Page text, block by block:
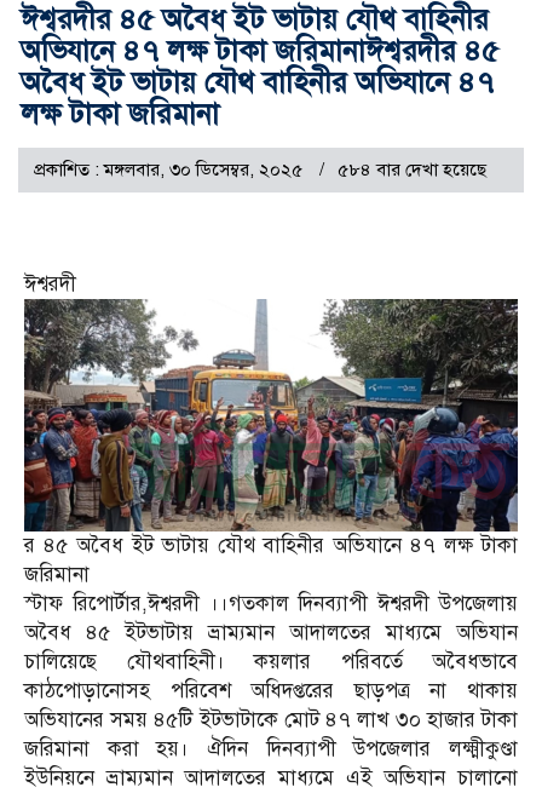
ঈশ্বরদীর ৪৫ অবৈধ ইট ভাটায় যৌথ বাহিনীর
অভিযানে ৪৭ লক্ষ টাকা জরিমানাঈশ্বরদীর ৪৫
অবৈধ ইট ভাটায় যৌথ বাহিনীর অভিযানে ৪৭
লক্ষ টাকা জরিমানা
প্রকাশিত : মঙ্গলবার, ৩০ ডিসেম্বর, ২০২৫ ৫৮৪ বার দেখা হয়েছে
ঈশ্বরদী
র ৪৫ অবৈধ ইট ভাটায় যৌথ বাহিনীর অভিযানে ৪৭ লক্ষ টাকা
জরিমানা
স্টাফ রিপোর্টার,ঈশ্বরদী ।।গতকাল দিনব্যাপী ঈশ্বরদী উপজেলায়
অবৈধ ৪৫ ইটভাটায় ভ্রাম্যমান আদালতের মাধ্যমে অভিযান
চালিয়েছে যৌথবাহিনী। কয়লার পরিবর্তে অবৈধভাবে
কাঠপোড়ানোসহ পরিবেশ অধিদপ্তরের ছাড়পত্র না থাকায়
অভিযানের সময় ৪৫টি ইটভাটাকে মোট ৪৭ লাখ ৩০ হাজার টাকা
জরিমানা করা হয়। ঐদিন দিনব্যাপী উপজেলার লক্ষ্মীকুণ্ডা
ইউনিয়নে ভ্রাম্যমান আদালতের মাধ্যমে এই অভিযান চালানো